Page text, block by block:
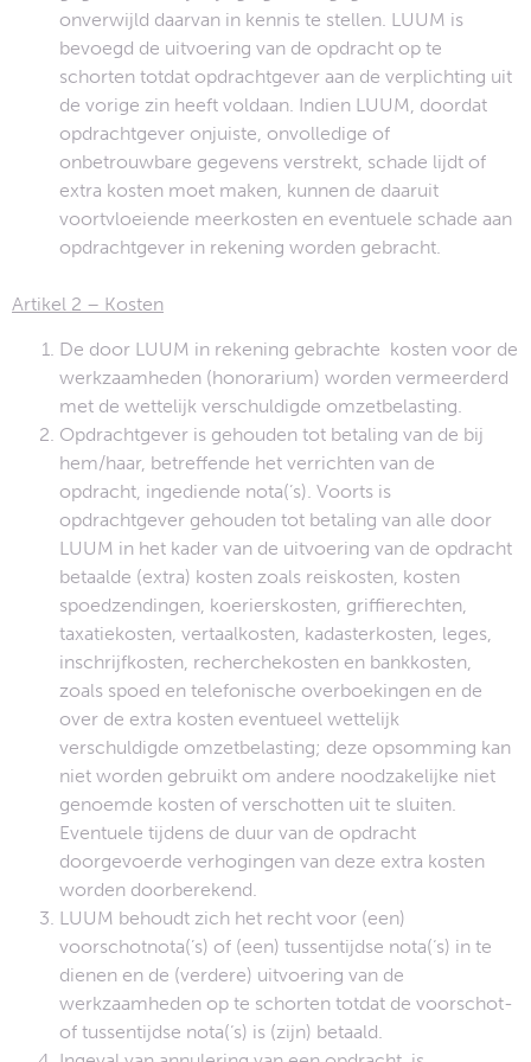
onverwijld daarvan in kennis te stellen. LUUM is
bevoegd de uitvoering van de opdracht op te
schorten totdat opdrachtgever aan de verplichting uit
de vorige zin heeft voldaan. Indien LUUM, doordat
opdrachtgever onjuiste, onvolledige of
onbetrouwbare gegevens verstrekt, schade lijdt of
extra kosten moet maken, kunnen de daaruit
voortvloeiende meerkosten en eventuele schade aan
opdrachtgever in rekening worden gebracht.
Artikel 2 – Kosten
De door LUUM in rekening gebrachte kosten voor de
werkzaamheden (honorarium) worden vermeerderd
met de wettelijk verschuldigde omzetbelasting.
Opdrachtgever is gehouden tot betaling van de bij
hem/haar, betreffende het verrichten van de
opdracht, ingediende nota(’s). Voorts is
opdrachtgever gehouden tot betaling van alle door
LUUM in het kader van de uitvoering van de opdracht
betaalde (extra) kosten zoals reiskosten, kosten
spoedzendingen, koerierskosten, griffierechten,
taxatiekosten, vertaalkosten, kadasterkosten, leges,
inschrijfkosten, recherchekosten en bankkosten,
zoals spoed en telefonische overboekingen en de
over de extra kosten eventueel wettelijk
verschuldigde omzetbelasting; deze opsomming kan
niet worden gebruikt om andere noodzakelijke niet
genoemde kosten of verschotten uit te sluiten.
Eventuele tijdens de duur van de opdracht
doorgevoerde verhogingen van deze extra kosten
worden doorberekend.
LUUM behoudt zich het recht voor (een)
voorschotnota(’s) of (een) tussentijdse nota(‘s) in te
dienen en de (verdere) uitvoering van de
werkzaamheden op te schorten totdat de voorschot-
of tussentijdse nota(‘s) is (zijn) betaald.